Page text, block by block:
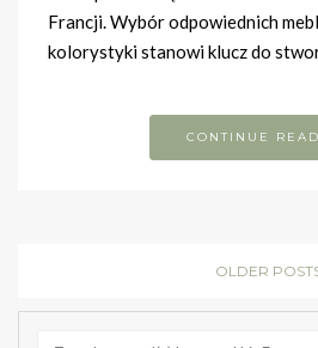
Francji. Wybór odpowiednich
kolorystyki stanowi klucz do
CONTINUE
OLDER